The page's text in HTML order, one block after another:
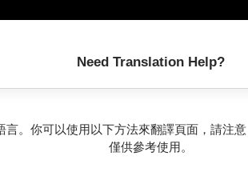
Need Translation Help?
。你可以使用以下方法來翻譯頁面，請注
僅供參考使用。